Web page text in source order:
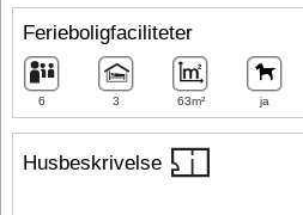
Husbeskrivelse
Ferieboligfaciliteter
6 3 63m² ja